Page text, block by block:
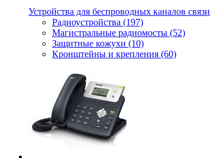
Устройства для беспроводных каналов связи
Радиоустройства (197)
Магистральные радиомосты (52)
Защитные кожухи (10)
Кронштейны и крепления (60)